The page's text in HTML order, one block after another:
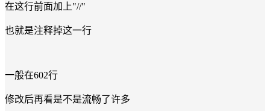
在这行前面加上"//"
也就是注释掉这一行
一般在602行
修改后再看是不是流畅了许多